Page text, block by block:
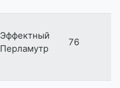
Эффектный
Перламутр
76